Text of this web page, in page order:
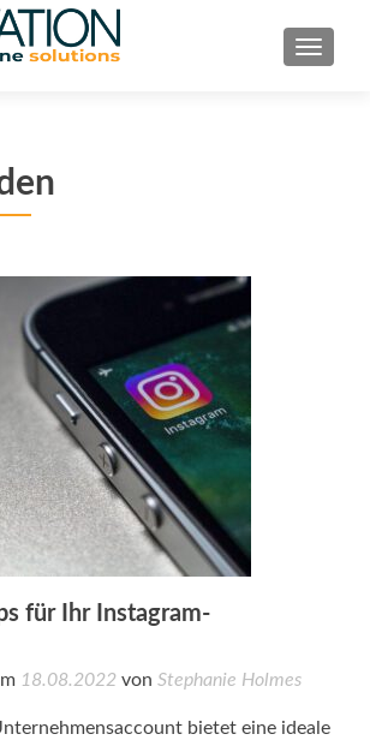
für Ihr Instagram-
18.08.2022 von Stephanie Holmes
bietet eine ideale